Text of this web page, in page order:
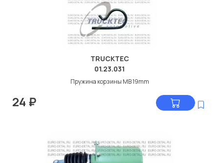
TRUCKTEC
01.23.031
Пружина корзины MB 19mm
24 ₽